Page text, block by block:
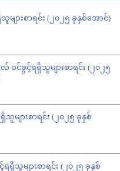
ားစာရင်း (၂၀၂၅ ခုနှစ်အောင်)
ဝင်ခွင့်ရရှိသူများစာရင်း (၂၀၂၅
ျားစာရင်း (၂၀၂၅ ခုနှစ်
များစာရင်း (၂၀၂၅ ခုနှစ်